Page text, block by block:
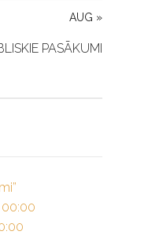
AUG »
PASĀKUMI
00:00